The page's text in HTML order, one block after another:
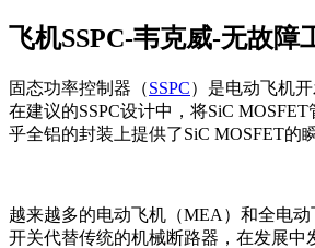
飞机SSPC-韦克威-无故障
固态功率控制器（SSPC）是电动飞机
在建议的SSPC设计中，将SiC
乎全铝的封装上提供了SiC MOSFET的
越来越多的电动飞机（MEA）和全电
开关代替传统的机械断路器，在发展中